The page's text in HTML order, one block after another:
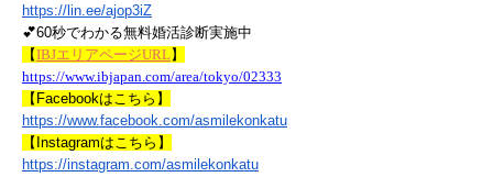
https://lin.ee/ajop3iZ
💕60秒でわかる無料婚活診断実施中
【IBJエリアページURL】
https://www.ibjapan.com/area/tokyo/02333
【Facebookはこちら】
https://www.facebook.com/asmilekonkatu
【Instagramはこちら】
https://instagram.com/asmilekonkatu